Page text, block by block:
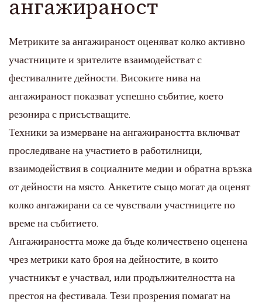
ангажираност
Метриките за ангажираност оценяват колко активно
участниците и зрителите взаимодействат с
фестивалните дейности. Високите нива на
ангажираност показват успешно събитие, което
резонира с присъстващите.
Техники за измерване на ангажираността включват
проследяване на участието в работилници,
взаимодействия в социалните медии и обратна връзка
от дейности на място. Анкетите също могат да оценят
колко ангажирани са се чувствали участниците по
време на събитието.
Ангажираността може да бъде количествено оценена
чрез метрики като броя на дейностите, в които
участникът е участвал, или продължителността на
престоя на фестивала. Тези прозрения помагат на